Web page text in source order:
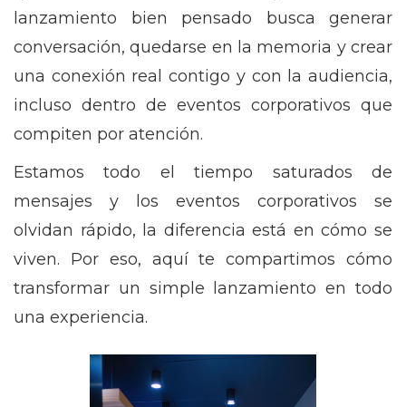
lanzamiento bien pensado busca generar
conversación, quedarse en la memoria y crear
una conexión real contigo y con la audiencia,
incluso dentro de eventos corporativos que
compiten por atención.
Estamos todo el tiempo saturados de
mensajes y los eventos corporativos se
olvidan rápido, la diferencia está en cómo se
viven. Por eso, aquí te compartimos cómo
transformar un simple lanzamiento en todo
una experiencia.